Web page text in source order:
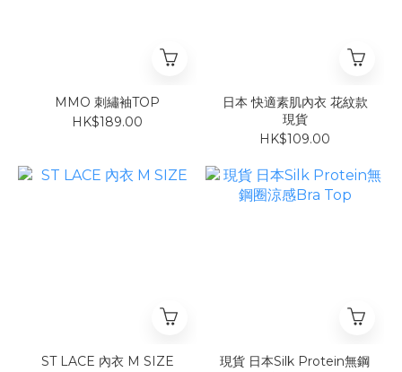
MMO 刺繡袖TOP
HK$189.00
日本 快適素肌內衣 花紋款
現貨
HK$109.00
ST LACE 內衣 M SIZE
現貨 日本Silk Protein無鋼